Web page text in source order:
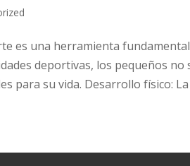
es una herramienta
deportivas, los pequeños
para su vida. Desarrollo físico: La